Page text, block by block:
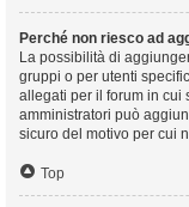
Perché non riesco ad
La possibilità di
gruppi o per utenti
allegati per il forum in cui
amministratori può
sicuro del motivo per cui
Top